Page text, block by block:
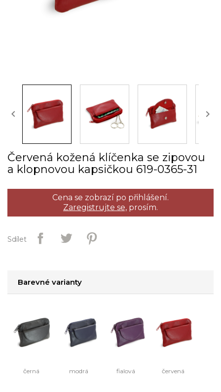
 
Červená kožená klíčenka se zipovou
a klopnovou kapsičkou 619­-0365­-31
Cena se zobrazí po přihlášení.
Zaregistrujte se, prosím.
Sdílet
Barevné varianty
černá modrá fialová červená